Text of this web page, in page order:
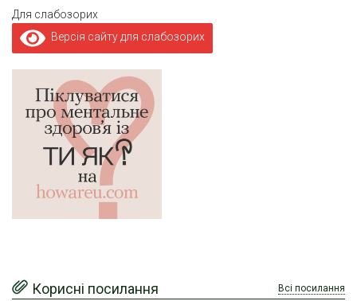
Для слабозорих
Версія сайту для слабозорих
Корисні посилання Всі посилання